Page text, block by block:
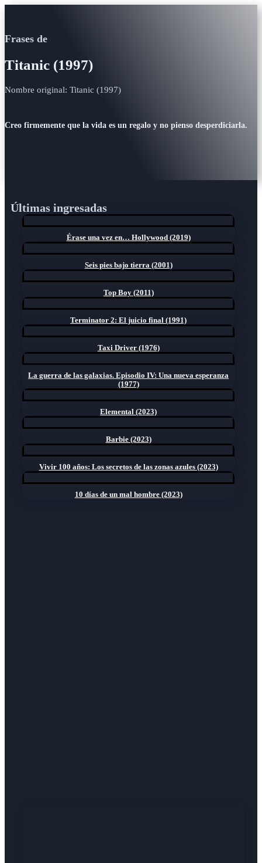
Frases de
Titanic (1997)
Nombre original: Titanic (1997)
Creo firmemente que la vida es un regalo y no pienso desperdiciarla.
Últimas ingresadas
Érase una vez en… Hollywood (2019)
Seis pies bajo tierra (2001)
Top Boy (2011)
Terminator 2: El juicio final (1991)
Taxi Driver (1976)
La guerra de las galaxias. Episodio IV: Una nueva esperanza
(1977)
Elemental (2023)
Barbie (2023)
Vivir 100 años: Los secretos de las zonas azules (2023)
10 días de un mal hombre (2023)